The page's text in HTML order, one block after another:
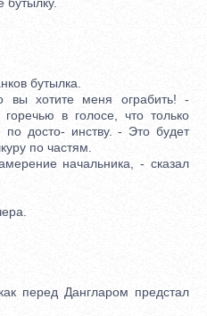
бутылка.
хотите меня ограбить! -
в голосе, что только
досто- инству. - Это будет
по частям.
начальника, - сказал
Дангларом предстал